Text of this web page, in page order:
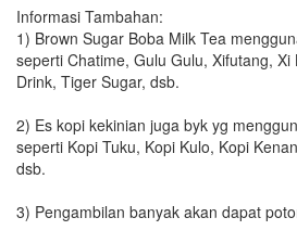
Informasi Tambahan:
1) Brown Sugar Boba Milk Tea
seperti Chatime, Gulu Gulu, Xifutang,
Drink, Tiger Sugar, dsb.
2) Es kopi kekinian juga byk yg
seperti Kopi Tuku, Kopi Kulo, Kopi
dsb.
3) Pengambilan banyak akan dapat